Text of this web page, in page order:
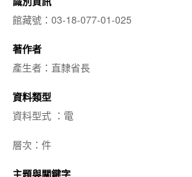
館藏號：03-18-077-01-025
著作者
產生者：直隸省長
資料類型
資料型式 ：電
層次：件
主題與關鍵字